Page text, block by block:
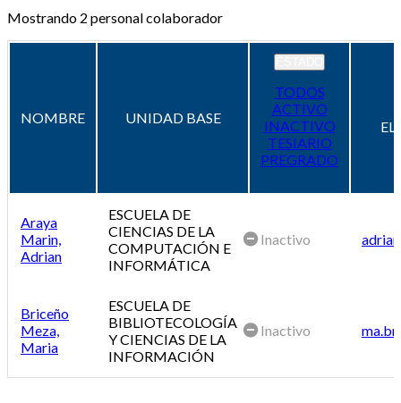
Mostrando 2 personal colaborador
NOMBRE UNIDAD BASE
TODOS
ACTIVO
INACTIVO
TESIARIO
PREGRADO
Araya
Marin,
Adrian
ESCUELA DE
CIENCIAS DE LA
COMPUTACIÓN E
INFORMÁTICA
Inactivo
Briceño
Meza,
Maria
ESCUELA DE
BIBLIOTECOLOGÍA
Y CIENCIAS DE LA
INFORMACIÓN
Inactivo